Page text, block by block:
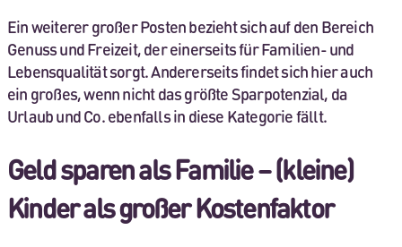
Ein weiterer großer Posten bezieht sich auf den Bereich
Genuss und Freizeit, der einerseits für Familien- und
Lebensqualität sorgt. Andererseits findet sich hier auch
ein großes, wenn nicht das größte Sparpotenzial, da
Urlaub und Co. ebenfalls in diese Kategorie fällt.
Geld sparen als Familie – (kleine)
Kinder als großer Kostenfaktor